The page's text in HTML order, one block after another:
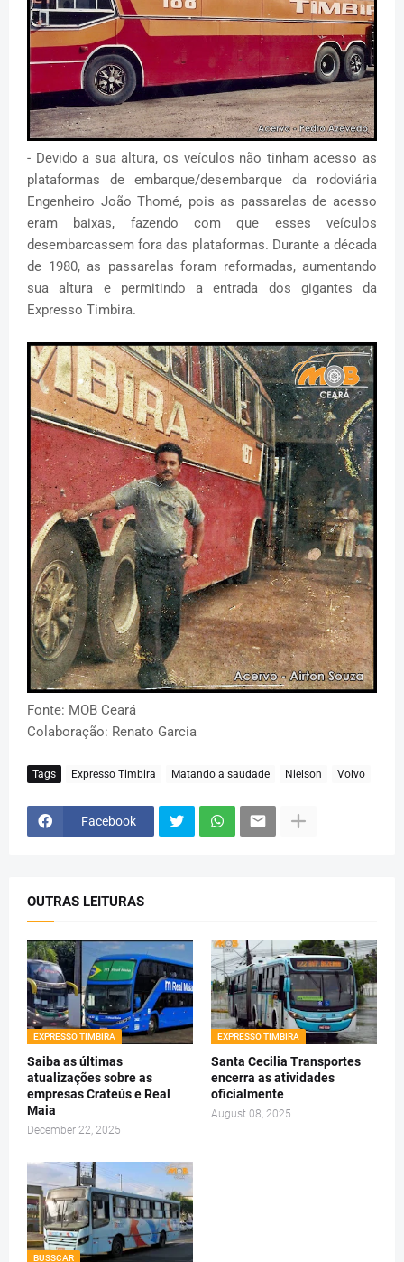
- Devido a sua altura, os veículos não tinham acesso as
plataformas de embarque/desembarque da rodoviária
Engenheiro João Thomé, pois as passarelas de acesso
eram baixas, fazendo com que esses veículos
desembarcassem fora das plataformas. Durante a década
de 1980, as passarelas foram reformadas, aumentando
sua altura e permitindo a entrada dos gigantes da
Expresso Timbira.
Fonte: MOB Ceará
Colaboração: Renato Garcia
Tags Expresso Timbira Matando a saudade Nielson Volvo
Facebook
OUTRAS LEITURAS
EXPRESSO TIMBIRA
Saiba as últimas
atualizações sobre as
empresas Crateús e Real
Maia
December 22, 2025
EXPRESSO TIMBIRA
Santa Cecilia Transportes
encerra as atividades
oficialmente
August 08, 2025
BUSSCAR